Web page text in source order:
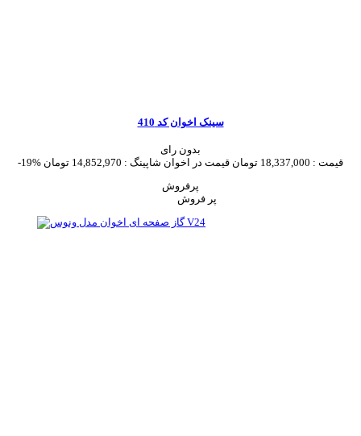
سینک اخوان کد 410
بدون رای
-19%
قیمت : 18,337,000 تومان قیمت در اخوان شاپینگ : 14,852,970 تومان
پرفروش